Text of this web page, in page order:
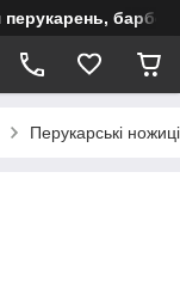
Перукарські